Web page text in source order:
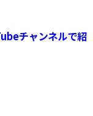
チャンネルで紹